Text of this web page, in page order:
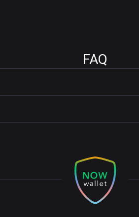
FAQ